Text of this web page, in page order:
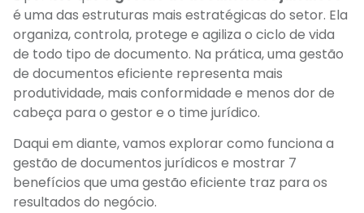
é uma das estruturas mais estratégicas do setor. Ela
organiza, controla, protege e agiliza o ciclo de vida
de todo tipo de documento. Na prática, uma gestão
de documentos eficiente representa mais
produtividade, mais conformidade e menos dor de
cabeça para o gestor e o time jurídico.
Daqui em diante, vamos explorar como funciona a
gestão de documentos jurídicos e mostrar 7
benefícios que uma gestão eficiente traz para os
resultados do negócio.